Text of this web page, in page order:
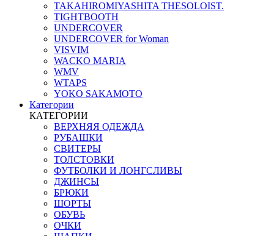
TAKAHIROMIYASHITA THESOLOIST.
TIGHTBOOTH
UNDERCOVER
UNDERCOVER for Woman
VISVIM
WACKO MARIA
WMV
WTAPS
YOKO SAKAMOTO
Категории
КАТЕГОРИИ
ВЕРХНЯЯ ОДЕЖДА
РУБАШКИ
СВИТЕРЫ
ТОЛСТОВКИ
ФУТБОЛКИ И ЛОНГСЛИВЫ
ДЖИНСЫ
БРЮКИ
ШОРТЫ
ОБУВЬ
ОЧКИ